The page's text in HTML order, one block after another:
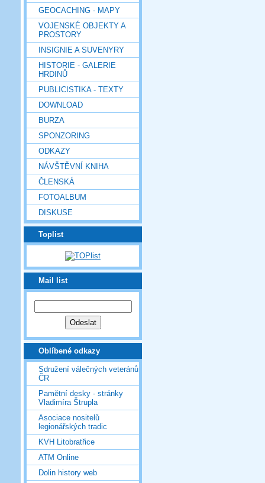
GEOCACHING - MAPY
VOJENSKÉ OBJEKTY A
PROSTORY
INSIGNIE A SUVENYRY
HISTORIE - GALERIE
HRDINŮ
PUBLICISTIKA - TEXTY
DOWNLOAD
BURZA
SPONZORING
ODKAZY
NÁVŠTĚVNÍ KNIHA
ČLENSKÁ
FOTOALBUM
DISKUSE
Toplist
Mail list
Oblíbené odkazy
Sdružení válečných veteránů
ČR
Pamětní desky - stránky
Vladimíra Štrupla
Asociace nositelů
legionářských tradic
KVH Litobratřice
ATM Online
Dolin history web